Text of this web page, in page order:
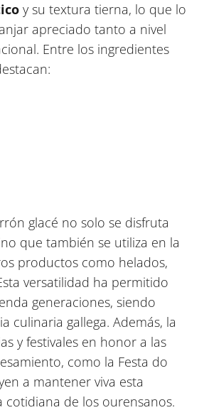
y su textura tierna, lo que lo
apreciado tanto a nivel
Entre los ingredientes
glacé no solo se disfruta
que también se utiliza en la
productos como helados,
versatilidad ha permitido
generaciones, siendo
culinaria gallega. Además, la
y festivales en honor a las
como la Festa do
a mantener viva esta
cotidiana de los ourensanos.